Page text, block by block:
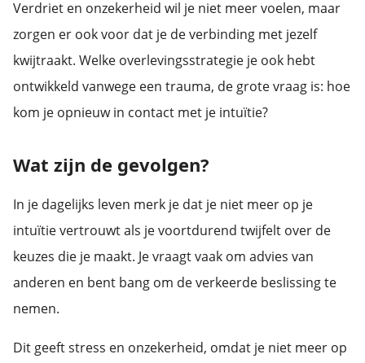
Verdriet en onzekerheid wil je niet meer voelen, maar
zorgen er ook voor dat je de verbinding met jezelf
kwijtraakt. Welke overlevingsstrategie je ook hebt
ontwikkeld vanwege een trauma, de grote vraag is: hoe
kom je opnieuw in contact met je intuïtie?
Wat zijn de gevolgen?
In je dagelijks leven merk je dat je niet meer op je
intuïtie vertrouwt als je voortdurend twijfelt over de
keuzes die je maakt. Je vraagt vaak om advies van
anderen en bent bang om de verkeerde beslissing te
nemen.
Dit geeft stress en onzekerheid, omdat je niet meer op